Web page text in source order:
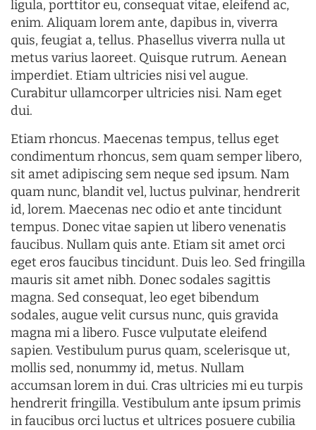
ligula, porttitor eu, consequat vitae, eleifend ac,
enim. Aliquam lorem ante, dapibus in, viverra
quis, feugiat a, tellus. Phasellus viverra nulla ut
metus varius laoreet. Quisque rutrum. Aenean
imperdiet. Etiam ultricies nisi vel augue.
Curabitur ullamcorper ultricies nisi. Nam eget
dui.
Etiam rhoncus. Maecenas tempus, tellus eget
condimentum rhoncus, sem quam semper libero,
sit amet adipiscing sem neque sed ipsum. Nam
quam nunc, blandit vel, luctus pulvinar, hendrerit
id, lorem. Maecenas nec odio et ante tincidunt
tempus. Donec vitae sapien ut libero venenatis
faucibus. Nullam quis ante. Etiam sit amet orci
eget eros faucibus tincidunt. Duis leo. Sed fringilla
mauris sit amet nibh. Donec sodales sagittis
magna. Sed consequat, leo eget bibendum
sodales, augue velit cursus nunc, quis gravida
magna mi a libero. Fusce vulputate eleifend
sapien. Vestibulum purus quam, scelerisque ut,
mollis sed, nonummy id, metus. Nullam
accumsan lorem in dui. Cras ultricies mi eu turpis
hendrerit fringilla. Vestibulum ante ipsum primis
in faucibus orci luctus et ultrices posuere cubilia